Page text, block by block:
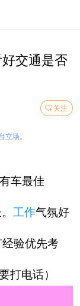
交通是否
关注
场。
车最佳
工作气氛好
验优先考
打电话）